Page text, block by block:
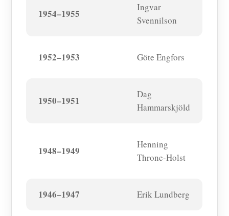
1954–1955
Ingvar
Svennilson
1952–1953 Göte Engfors
1950–1951
Dag
Hammarskjöld
1948–1949
Henning
Throne-Holst
1946–1947 Erik Lundberg